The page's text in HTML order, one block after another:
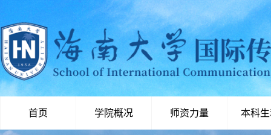
首页 学院概况 师资力量 本科